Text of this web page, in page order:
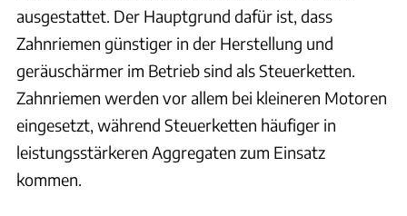
ausgestattet. Der Hauptgrund dafür ist, dass
Zahnriemen günstiger in der Herstellung und
geräuschärmer im Betrieb sind als Steuerketten.
Zahnriemen werden vor allem bei kleineren Motoren
eingesetzt, während Steuerketten häufiger in
leistungsstärkeren Aggregaten zum Einsatz
kommen.